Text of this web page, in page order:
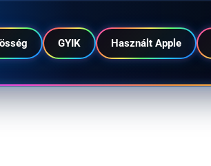
GYIK Használt Apple